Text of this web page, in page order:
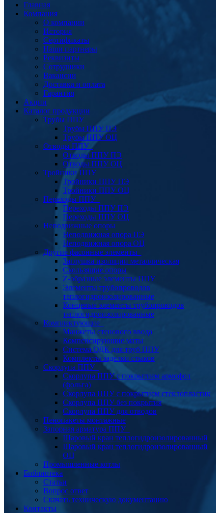
Главная
Компания
О компании
История
Сертификаты
Наши партнеры
Реквизиты
Сотрудники
Вакансии
Доставка и оплата
Гарантия
Акции
Каталог продукции
Трубы ППУ
Трубы ППУ ПЭ
Трубы ППУ ОЦ
Отводы ППУ
Отводы ППУ ПЭ
Отводы ППУ ОЦ
Тройники ППУ
Тройники ППУ ПЭ
Тройники ППУ ОЦ
Переходы ППУ
Переходы ППУ ПЭ
Переходы ППУ ОЦ
Неподвижные опоры
Неподвижная опора ПЭ
Неподвижная опора ОЦ
Другие фасонные элементы
Заглушка изоляции металлическая
Скользящие опоры
Z-образные элементы ППУ
Элементы трубопроводов
теплогидроизолированные
Концевые элементы трубопроводов
теплогидроизолированные
Комплектующие
Манжеты стенового ввода
Компенсирующие маты
Система ОДК для труб ППУ
Комплекты заделки стыков
Скорлупа ППУ
Скорлупа ППУ с покрытием армофол
(фольга)
Скорлупа ППУ с покрытием стеклопластик
Скорлупа ППУ без покрытия
Скорлупа ППУ для отводов
Пенопакеты монтажные
Запорная арматура ППУ
Шаровый кран теплогидроизолированный
Шаровый кран теплогидроизолированный
ОЦ
Промышленные котлы
Библиотека
Статьи
Вопрос ответ
Скачать техническую документацию
Контакты